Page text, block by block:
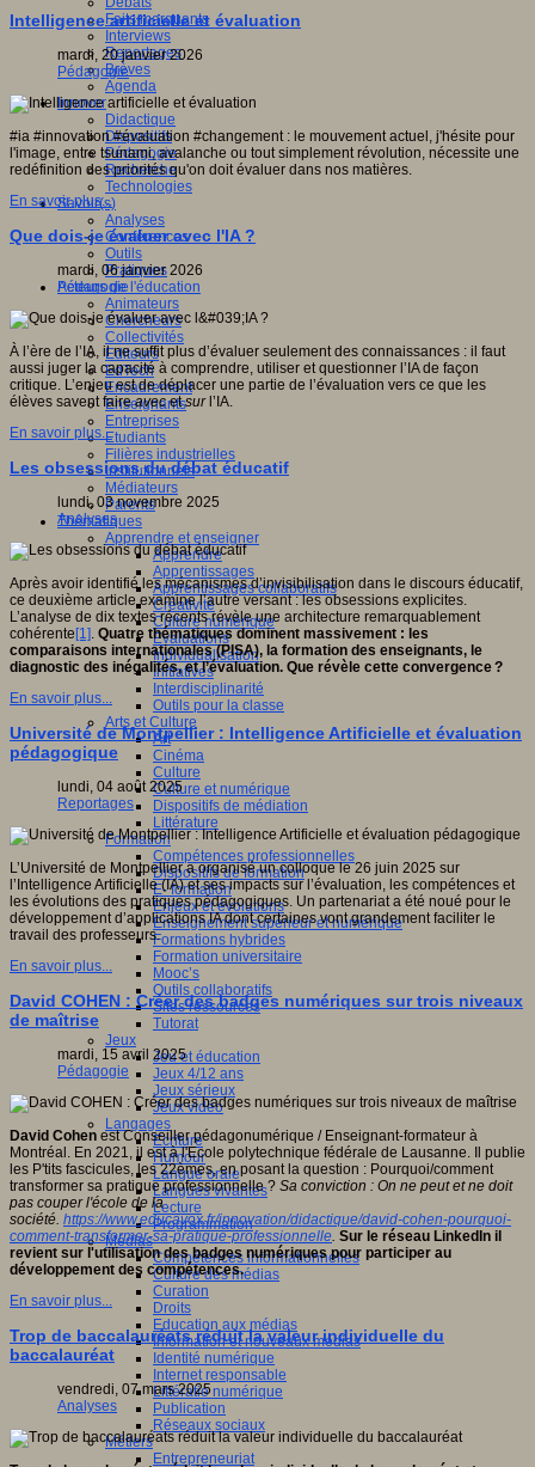
Faits marquants
Interviews
Reportages
Brèves
Agenda
Innover
Didactique
Dispositifs
Pédagogie
Recherche
Technologies
Savoir(s)
Analyses
Conférences
Outils
Pratiques
Acteurs de l'éducation
Animateurs
Chercheurs
Collectivités
Editeurs
EdTech
Encadrement
Enseignants
Entreprises
Etudiants
Filières industrielles
Institutionnels
Médiateurs
Parents
Thématiques
Apprendre et enseigner
Apprendre
Apprentissages
Apprentissages collaboratifs
Créativité
Culture numérique
Evaluations
Individualisation
Initiatives
Interdisciplinarité
Outils pour la classe
Arts et Culture
Art
Cinéma
Culture
Culture et numérique
Dispositifs de médiation
Littérature
Formation
Compétences professionnelles
Dispositifs de formation
E- formation
Enjeux et évolutions
Enseignement supérieur et numérique
Formations hybrides
Formation universitaire
Mooc’s
Outils collaboratifs
Sites ressources
Tutorat
Jeux
Jeu et éducation
Jeux 4/12 ans
Jeux sérieux
Jeux vidéo
Langages
Ecriture
Humour
Langue orale
Langues vivantes
Lecture
Programmation
Médias
Compétences informationnelles
Culture des médias
Curation
Droits
Education aux médias
Information et nouveaux médias
Identité numérique
Internet responsable
Littératie numérique
Publication
Réseaux sociaux
Métiers
Entrepreneuriat
Intelligence artificielle et évaluation
mardi, 20 janvier 2026
Pédagogie
#ia #innovation #évaluation #changement : le mouvement actuel, j'hésite pour
l'image, entre tsunami, avalanche ou tout simplement révolution, nécessite une
redéfinition des priorités qu'on doit évaluer dans nos matières.
En savoir plus...
Que dois-je évaluer avec l'IA ?
mardi, 06 janvier 2026
Pédagogie
À l’ère de l’IA, il ne suffit plus d’évaluer seulement des connaissances : il faut
aussi juger la capacité à comprendre, utiliser et questionner l’IA de façon
critique. L’enjeu est de déplacer une partie de l’évaluation vers ce que les
élèves savent faireavecetsurl’IA.
En savoir plus...
Les obsessions du débat éducatif
lundi, 03 novembre 2025
Analyses
Après avoir identifié les mécanismes d’invisibilisation dans le discours éducatif,
ce deuxième article examine l’autre versant : les obsessions explicites.
L’analyse de dix textes récents révèle une architecture remarquablement
cohérente [1]. Quatre thématiques dominent massivement : les
comparaisons internationales (PISA), la formation des enseignants, le
diagnostic des inégalités, et l’évaluation. Que révèle cette convergence ?
En savoir plus...
Université de Montpellier : Intelligence Artificielle et évaluation
pédagogique
lundi, 04 août 2025
Reportages
L’Université de Montpellier a organisé un colloque le 26 juin 2025 sur
l’Intelligence Artificielle (IA) et ses impacts sur l’évaluation, les compétences et
les évolutions des pratiques pédagogiques. Un partenariat a été noué pour le
développement d’applications IA dont certaines vont grandement faciliter le
travail des professeurs.
En savoir plus...
David COHEN : Créer des badges numériques sur trois niveaux
de maîtrise
mardi, 15 avril 2025
Pédagogie
David Cohen est Conseiller pédagonumérique / Enseignant-formateur à
Montréal. En 2021, il est à l'Ecole polytechnique fédérale de Lausanne. Il publie
les P'tits fascicules, les 22èmes, en posant la question : Pourquoi/comment
transformer sa pratique professionnelle ? Sa conviction : On ne peut et ne doit
pas couper l'école de la
société. https://www.educavox.fr/innovation/didactique/david-cohen-pourquoi-
comment-transformer-sa-pratique-professionnelle. Sur le réseau LinkedIn il
revient sur l'utilisation des badges numériques pour participer au
développement des compétences.
En savoir plus...
Trop de baccalauréats réduit la valeur individuelle du
baccalauréat
vendredi, 07 mars 2025
Analyses